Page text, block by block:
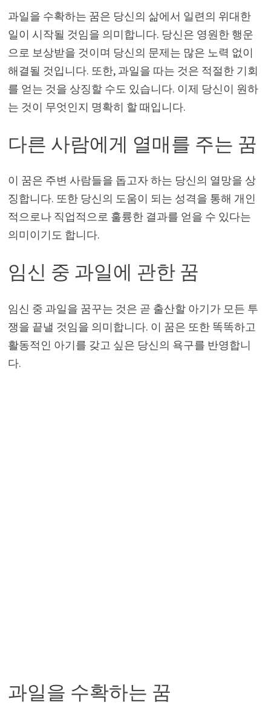
과일을 수확하는 꿈은 당신의 삶에서 일련의 위대한
일이 시작될 것임을 의미합니다. 당신은 영원한 행운
으로 보상받을 것이며 당신의 문제는 많은 노력 없이
해결될 것입니다. 또한, 과일을 따는 것은 적절한 기회
를 얻는 것을 상징할 수도 있습니다. 이제 당신이 원하
는 것이 무엇인지 명확히 할 때입니다.
다른 사람에게 열매를 주는 꿈
이 꿈은 주변 사람들을 돕고자 하는 당신의 열망을 상
징합니다. 또한 당신의 도움이 되는 성격을 통해 개인
적으로나 직업적으로 훌륭한 결과를 얻을 수 있다는
의미이기도 합니다.
임신 중 과일에 관한 꿈
임신 중 과일을 꿈꾸는 것은 곧 출산할 아기가 모든 투
쟁을 끝낼 것임을 의미합니다. 이 꿈은 또한 똑똑하고
활동적인 아기를 갖고 싶은 당신의 욕구를 반영합니
다.
과일을 수확하는 꿈